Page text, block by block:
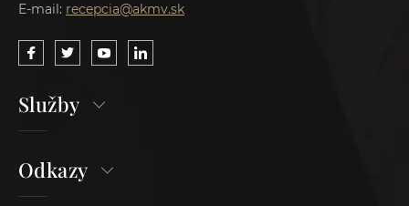
E-mail: recepcia@akmv.sk
Služby
Odkazy